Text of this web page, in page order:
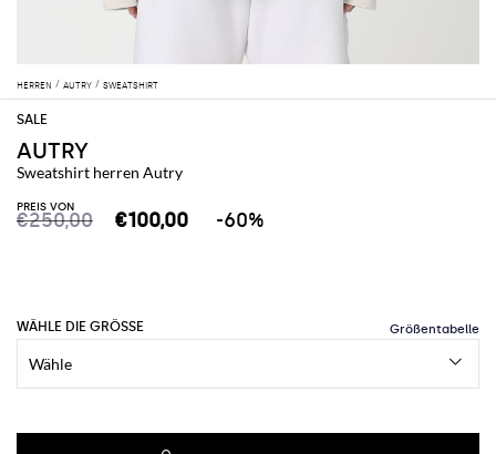
HERREN AUTRY SWEATSHIRT
AUTRY
Sweatshirt herren Autry
PREIS VON
€250,00 €100,00 -60%
WÄHLE DIE GRÖSSE